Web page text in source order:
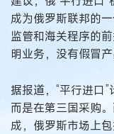
成为俄罗斯联邦的
监管和海关程序的
明业务，没有假冒产
据报道，“平行进口
而是在第三国采购
成，俄罗斯市场上